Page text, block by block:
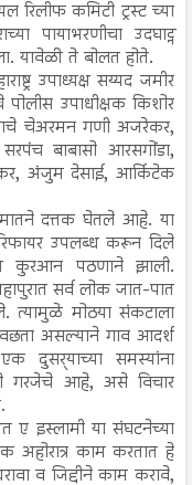
रिलीफ कमिटी ट्रस्ट च्या
पायाभरणीचा उदघाट्न
यावेळी ते बोलत होते.
उपाध्यक्ष सय्यद जमीर
उपाधीक्षक किशोर
चेअरमन गणी अजरेकर,
बाबासो आरसगोंडा,
अंजुम देसाई, आर्किटेक
दत्तक घेतले आहे. या
उपलब्ध करून दिले
कुरआन पठणाने झाली.
सर्व लोक जात-पात
त्यामुळे मोठया संकटाला
असल्याने गाव आदर्श
दुसर्‍याच्या समस्यांना
गरजेचे आहे, असे विचार
ए इस्लामी या संघटनेच्या
काम करतात हे
व जिद्दीने काम करावे,